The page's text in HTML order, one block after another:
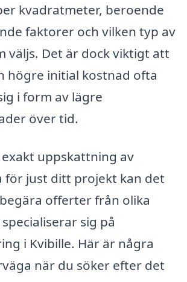
kvadratmeter, beroende
faktorer och vilken typ av
väljs. Det är dock viktigt att
högre initial kostnad ofta
i form av lägre
över tid.
uppskattning av
för just ditt projekt kan det
offerter från olika
sig på
i Kvibille. Här är några
när du söker efter det